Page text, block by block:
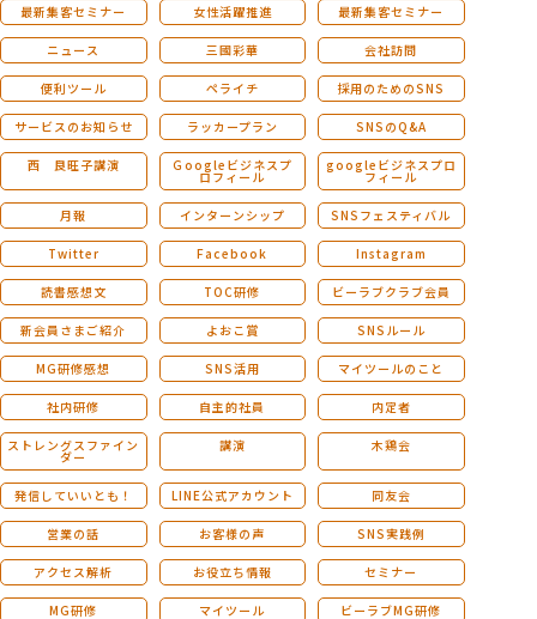
最新集客セミナー 女性活躍推進 最新集客セミナー
ニュース 三國彩華 会社訪問
便利ツール ペライチ 採用のためのSNS
サービスのお知らせ ラッカープラン SNSのQ&A
西 良旺子講演 Ｇoogleビジネスプ
ロフィール
googleビジネスプロ
フィール
月報 インターンシップ SNSフェスティバル
Twitter Facebook Instagram
読書感想文 TOC研修 ビーラブクラブ会員
新会員さまご紹介 よおこ賞 SNSルール
MG研修感想 SNS活用 マイツールのこと
社内研修 自主的社員 内定者
ストレングスファイン
ダー
講演 木鶏会
発信していいとも！ LINE公式アカウント 同友会
営業の話 お客様の声 SNS実践例
アクセス解析 お役立ち情報 セミナー
MG研修 マイツール ビーラブMG研修